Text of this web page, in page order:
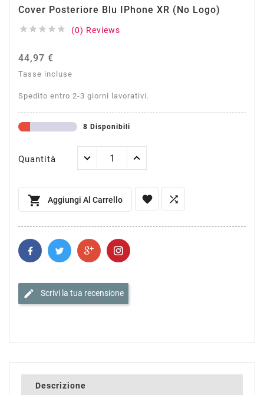
Cover Posteriore Blu IPhone XR (no Logo)
     (0) Reviews
44,97 €
Tasse incluse
Spedito entro 2-3 giorni lavorativi.
8 Disponibili
Quantità
 Aggiungi Al Carrello  
edit Scrivi la tua recensione
Descrizione